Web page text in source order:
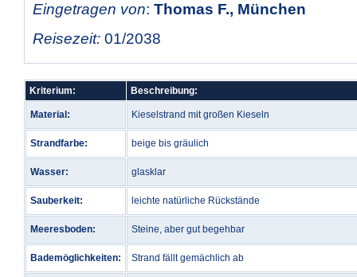
Eingetragen von: Thomas F., München
Reisezeit: 01/2038
Kriterium: Beschreibung:
Material: Kieselstrand mit großen Kieseln
Strandfarbe: beige bis gräulich
Wasser: glasklar
Sauberkeit: leichte natürliche Rückstände
Meeresboden: Steine, aber gut begehbar
Bademöglichkeiten: Strand fällt gemächlich ab